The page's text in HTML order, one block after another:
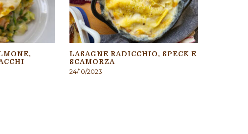
LASAGNE RADICCHIO, SPECK E
SCAMORZA
24/10/2023